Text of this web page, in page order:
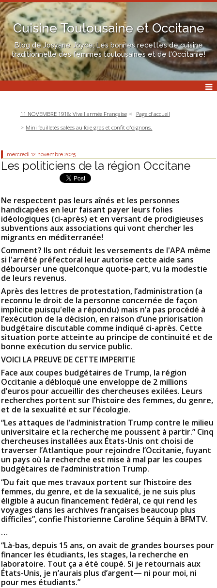
Cuisine Toulousaine et Occitane
Blog de Josyane Joyce: Les bonnes recettes de cuisine
traditionnelle des femmes toulousaines et de l'Occitanie!
11 NOVEMBRE 1918: Vive l'armée Française
Page d'accueil
Mini feuilletés salées au foie gras et confit d'oignons.
mercredi 12 novembre 2025
Les politiciens de la région Occitane
Ne respectent pas leurs aînés et les personnes
handicapées en leur faisant payer leurs folies
idéologiques (ci-après) et en versant de prodigieuses
subventions aux associations qui vont chercher les
migrants en méditerranée!
Comment? Ils ont réduit les versements de l'APA même
si l'arrêté préfectoral leur autorise cette aide sans
débourser une quelconque quote-part, vu la modestie
de leurs revenus.
Après des lettres de protestation, l’administration (a
reconnu le droit de la personne concernée de façon
implicite puisqu'elle a répondu) mais n’a pas procédé à
l’exécution de la décision, en raison d’une priorisation
budgétaire discutable comme indiqué ci-après. Cette
situation porte atteinte au principe de continuité et de
bonne exécution du service public.
VOICI LA PREUVE DE CETTE IMPERITIE
Face aux coupes budgétaires de Trump, la région
Occitanie a débloqué une enveloppe de 2 millions
d’euros pour accueillir des chercheuses exilées. Leurs
recherches portent sur l’histoire des femmes, du genre,
et de la sexualité et sur l’écologie.
“Les attaques de l’administration Trump contre le milieu
universitaire et la recherche me poussent à partir.” Cinq
chercheuses installées aux États-Unis ont choisi de
traverser l’Atlantique pour rejoindre l’Occitanie, fuyant
un pays où la recherche est mise à mal par les coupes
budgétaires de l’administration Trump.
“Du fait que mes travaux portent sur l’histoire des
femmes, du genre, et de la sexualité, je ne suis plus
éligible à aucun financement fédéral, ce qui rend les
voyages dans les archives françaises beaucoup plus
difficiles”, confie l’historienne Caroline Séquin à BFMTV.
…
“Là-bas, depuis 15 ans, on avait de grandes bourses pour
financer les étudiants, les stages, la recherche en
laboratoire. Tout ça a été coupé. Si je retournais aux
États-Unis, je n’aurais plus d’argent— ni pour moi, ni
pour mes étudiants.”